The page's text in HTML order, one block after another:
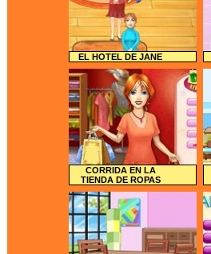
EL HOTEL DE JANE
CORRIDA EN LA
TIENDA DE ROPAS